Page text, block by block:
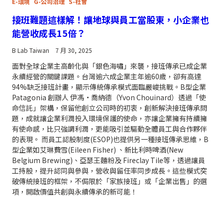
接班難題這樣解！讓地球與員工當股東，小企業也
能營收成長15倍？
B Lab Taiwan 7 月 30, 2025
面對全球企業主高齡化與「銀色海嘯」來襲，接班傳承已成企業
永續經營的關鍵課題。台灣逾六成企業主年逾60歲，卻有高達
94%缺乏接班計畫，顯示傳統傳承模式面臨嚴峻挑戰。B型企業
Patagonia 創辦人 伊馮·喬納德（Yvon Chouinard）透過「使
命信託」架構，保留他創立公司時的初衷，創新解決接班傳承問
題，成就讓企業利潤投入環境保護的使命，亦讓企業擁有持續擁
有使命感，比只強調利潤，更能吸引並驅動全體員工與合作夥伴
的表現。 而員工認股制度(ESOP)也提供另一種接班傳承思維，B
型企業如艾琳費雪(Eileen Fisher) 、新比利時啤酒(New
Belgium Brewing)、亞瑟王麵粉及 Fireclay Tile等，透過讓員
工持股，提升認同與參與，營收與留任率同步成長。這些模式突
破傳統接班的框架，不侷限於「家族接班」或「企業出售」的選
項，開啟價值共創與永續傳承的新可能！